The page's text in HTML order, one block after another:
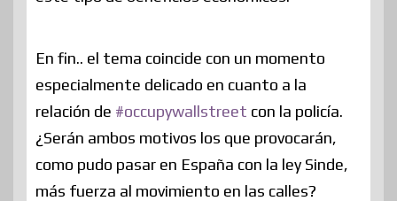
En fin.. el tema coincide con un momento
especialmente delicado en cuanto a la
relación de #occupywallstreet con la policía.
¿Serán ambos motivos los que provocarán,
como pudo pasar en España con la ley Sinde,
más fuerza al movimiento en las calles?